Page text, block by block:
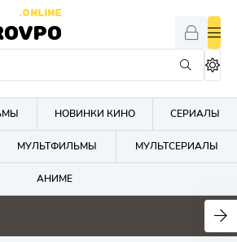
.ONLINE
НОВИНКИ КИНО СЕРИАЛЫ
МУЛЬТФИЛЬМЫ МУЛЬТСЕРИАЛЫ
АНИМЕ